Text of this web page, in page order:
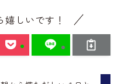
しいです！